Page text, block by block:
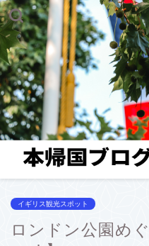
イギリス観光スポット
ロンドン公園め